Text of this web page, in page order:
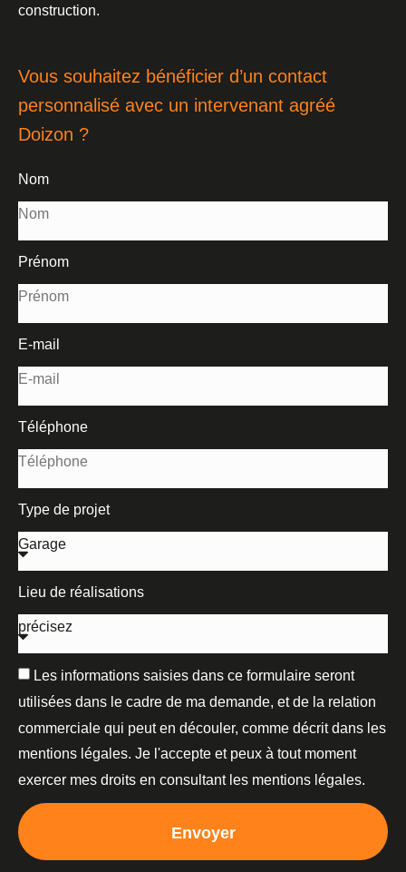
construction.
Vous souhaitez bénéficier d’un contact
personnalisé avec un intervenant agréé
Doizon ?
Nom
Prénom
E-mail
Téléphone
Type de projet
Lieu de réalisations
Les informations saisies dans ce formulaire seront
utilisées dans le cadre de ma demande, et de la relation
commerciale qui peut en découler, comme décrit dans les
mentions légales. Je l'accepte et peux à tout moment
exercer mes droits en consultant les mentions légales.
Envoyer